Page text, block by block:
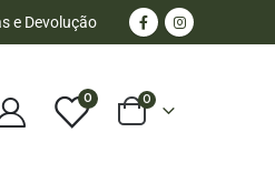
e Devolução
0 0